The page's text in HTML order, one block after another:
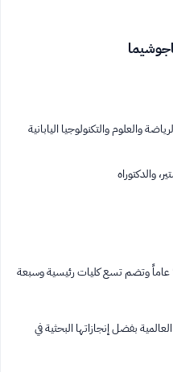
والعلوم والتكنولوجيا اليابانية
والدكتوراه
تأسست جامعة كاجوشيما منذ أكثر من 70 عاماً وتضم تسع كليات رئيسية وسبعة
بفضل إنجازاتها البحثية في